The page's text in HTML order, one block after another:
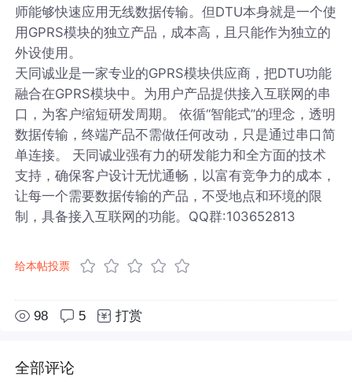
师能够快速应用无线数据传输。但DTU本身就是一个使
用GPRS模块的独立产品，成本高，且只能作为独立的
外设使用。
天同诚业是一家专业的GPRS模块供应商，把DTU功能
融合在GPRS模块中。为用户产品提供接入互联网的串
口，为客户缩短研发周期。 依循“智能式”的理念，透明
数据传输，终端产品不需做任何改动，只是通过串口简
单连接。 天同诚业强有力的研发能力和全方面的技术
支持，确保客户设计无忧通畅，以富有竞争力的成本，
让每一个需要数据传输的产品，不受地点和环境的限
制，具备接入互联网的功能。QQ群:103652813
给本帖投票
98 5 打赏
全部评论